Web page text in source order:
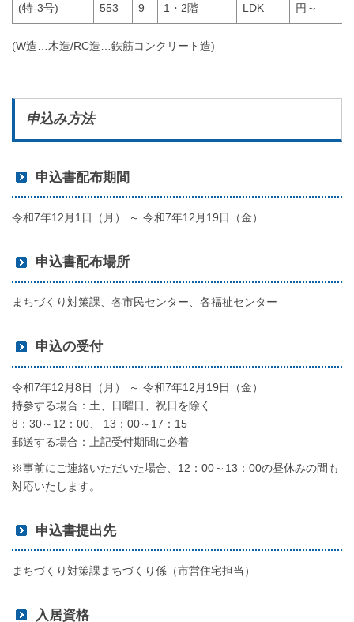
(特-3号)
553
9
1・2階
LDK
円～
(W造…木造/RC造…鉄筋コンクリート造)
申込み方法
申込書配布期間
令和7年12月1日（月） ～ 令和7年12月19日（金）
申込書配布場所
まちづくり対策課、各市民センター、各福祉センター
申込の受付
令和7年12月8日（月） ～ 令和7年12月19日（金）
持参する場合：土、日曜日、祝日を除く
8：30～12：00、 13：00～17：15
郵送する場合：上記受付期間に必着
※事前にご連絡いただいた場合、12：00～13：00の昼休みの間も
対応いたします。
申込書提出先
まちづくり対策課まちづくり係（市営住宅担当）
入居資格